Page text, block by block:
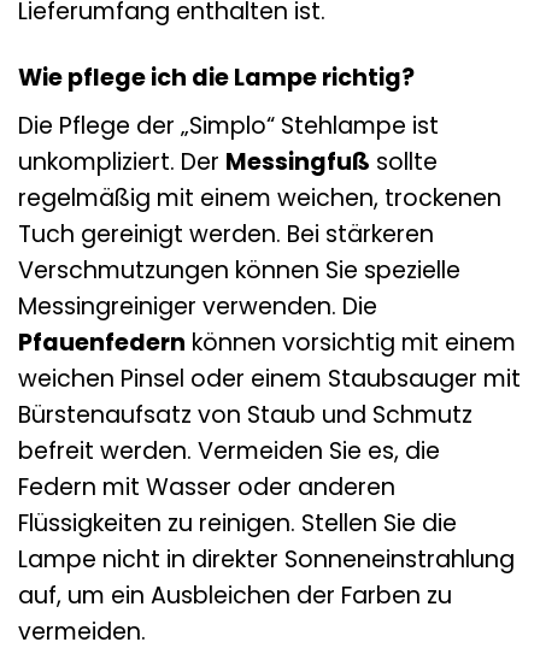
Lieferumfang enthalten ist.
Wie pflege ich die Lampe richtig?
Die Pflege der „Simplo“ Stehlampe ist
unkompliziert. Der Messingfuß sollte
regelmäßig mit einem weichen, trockenen
Tuch gereinigt werden. Bei stärkeren
Verschmutzungen können Sie spezielle
Messingreiniger verwenden. Die
Pfauenfedern können vorsichtig mit einem
weichen Pinsel oder einem Staubsauger mit
Bürstenaufsatz von Staub und Schmutz
befreit werden. Vermeiden Sie es, die
Federn mit Wasser oder anderen
Flüssigkeiten zu reinigen. Stellen Sie die
Lampe nicht in direkter Sonneneinstrahlung
auf, um ein Ausbleichen der Farben zu
vermeiden.